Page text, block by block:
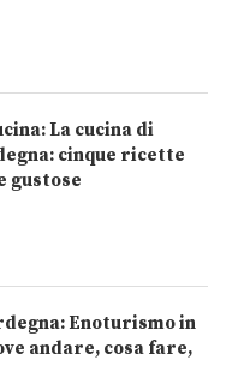
La cucina di
cinque ricette
gustose
Enoturismo in
andare, cosa fare,